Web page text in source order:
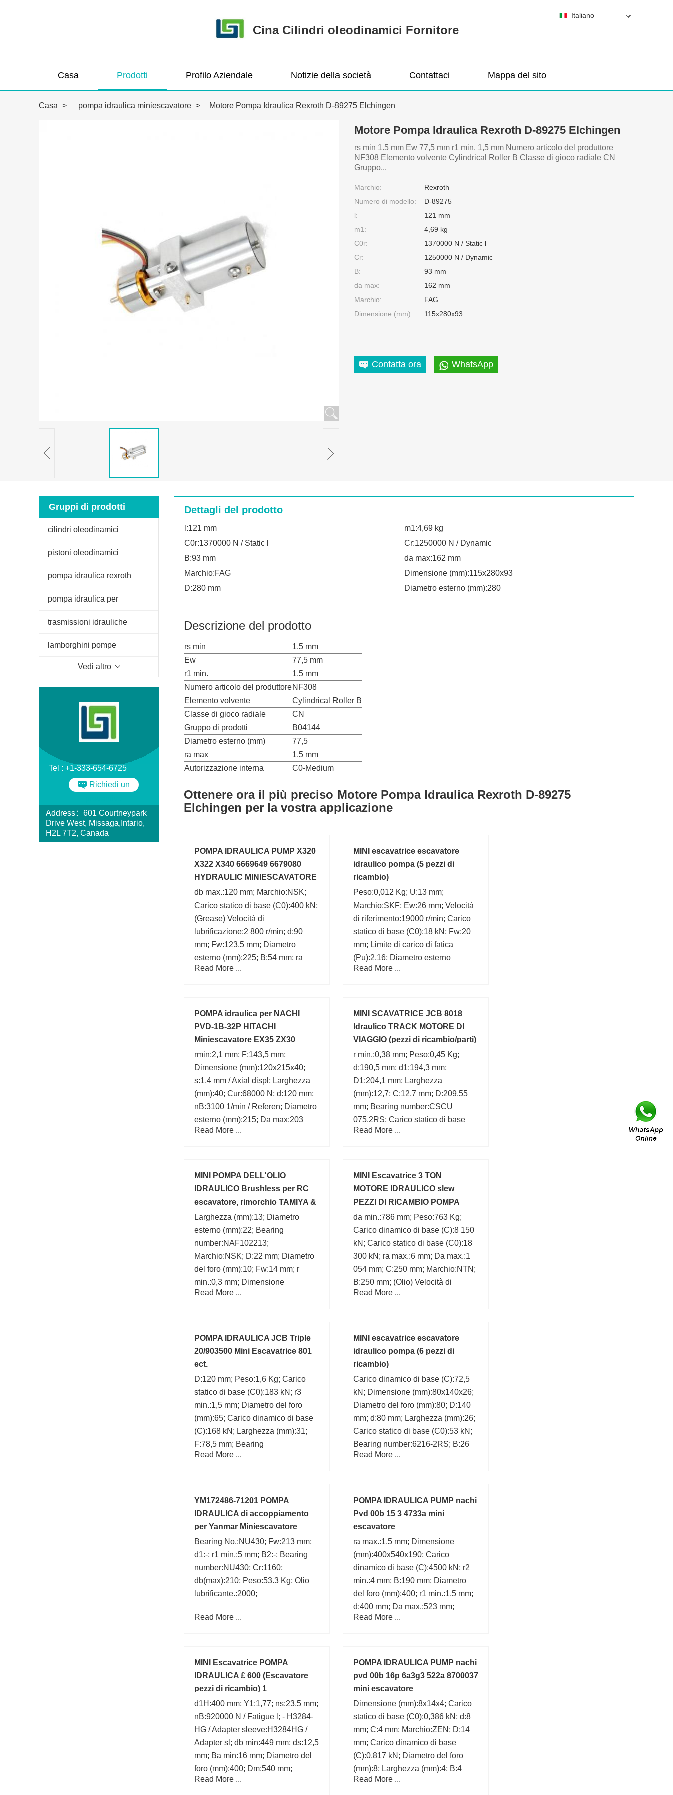
Cina Cilindri oleodinamici Fornitore
Casa Prodotti Profilo Aziendale Notizie della società Contattaci Mappa del sito
Italiano
Casa > pompa idraulica miniescavatore > Motore Pompa Idraulica Rexroth D-89275 Elchingen
Motore Pompa Idraulica Rexroth D-89275 Elchingen
rs min 1.5 mm Ew 77,5 mm r1 min. 1,5 mm Numero articolo del produttore
NF308 Elemento volvente Cylindrical Roller B Classe di gioco radiale CN
Gruppo...
Marchio:
Rexroth
Numero di modello:
D-89275
l:
121 mm
m1:
4,69 kg
C0r:
1370000 N / Static l
Cr:
1250000 N / Dynamic
B:
93 mm
da max:
162 mm
Marchio:
FAG
Dimensione (mm):
115x280x93
Contatta ora WhatsApp
Gruppi di prodotti
cilindri oleodinamici
pistoni oleodinamici
pompa idraulica rexroth
pompa idraulica per
sollevatore trattore
trasmissioni idrauliche
lamborghini pompe
oleodinamiche
Vedi altro
Tel : +1-333-654-6725
Richiedi un
Address：601 Courtneypark
Drive West, Missaga,Intario,
H2L 7T2, Canada
Dettagli del prodotto
l:121 mm
m1:4,69 kg
C0r:1370000 N / Static l
Cr:1250000 N / Dynamic
B:93 mm
da max:162 mm
Marchio:FAG
Dimensione (mm):115x280x93
D:280 mm
Diametro esterno (mm):280
Descrizione del prodotto
rs min
1.5 mm
Ew
77,5 mm
r1 min.
1,5 mm
Numero articolo del produttoreNF308
Elemento volvente
Cylindrical Roller B
Classe di gioco radiale
CN
Gruppo di prodotti
B04144
Diametro esterno (mm)
77,5
ra max
1.5 mm
Autorizzazione interna
C0-Medium
Ottenere ora il più preciso Motore Pompa Idraulica Rexroth D-89275
Elchingen per la vostra applicazione
POMPA IDRAULICA PUMP X320
X322 X340 6669649 6679080
HYDRAULIC MINIESCAVATORE
db max.:120 mm; Marchio:NSK;
Carico statico di base (C0):400 kN;
(Grease) Velocità di
lubrificazione:2 800 r/min; d:90
mm; Fw:123,5 mm; Diametro
esterno (mm):225; B:54 mm; ra
max.:3 mm; Dimensione
Read More ...
MINI escavatrice escavatore
idraulico pompa (5 pezzi di
ricambio)
Peso:0,012 Kg; U:13 mm;
Marchio:SKF; Ew:26 mm; Velocità
di riferimento:19000 r/min; Carico
statico di base (C0):18 kN; Fw:20
mm; Limite di carico di fatica
(Pu):2,16; Diametro esterno
(mm):26; Bearing
Read More ...
POMPA idraulica per NACHI
PVD-1B-32P HITACHI
Miniescavatore EX35 ZX30
ZX30U-2
rmin:2,1 mm; F:143,5 mm;
Dimensione (mm):120x215x40;
s:1,4 mm / Axial displ; Larghezza
(mm):40; Cur:68000 N; d:120 mm;
nB:3100 1/min / Referen; Diametro
esterno (mm):215; Da max:203
mm;
Read More ...
MINI SCAVATRICE JCB 8018
Idraulico TRACK MOTORE DI
VIAGGIO (pezzi di ricambio/parti)
NACHI POMPA
r min.:0,38 mm; Peso:0,45 Kg;
d:190,5 mm; d1:194,3 mm;
D1:204,1 mm; Larghezza
(mm):12,7; C:12,7 mm; D:209,55
mm; Bearing number:CSCU
075.2RS; Carico statico di base
(C0):15,2 kN;
Read More ...
MINI POMPA DELL'OLIO
IDRAULICO Brushless per RC
escavatore, rimorchio TAMIYA &
1/14 Modelli
Larghezza (mm):13; Diametro
esterno (mm):22; Bearing
number:NAF102213;
Marchio:NSK; D:22 mm; Diametro
del foro (mm):10; Fw:14 mm; r
min.:0,3 mm; Dimensione
(mm):10x22x13; d:10 mm;
Read More ...
MINI Escavatrice 3 TON
MOTORE IDRAULICO slew
PEZZI DI RICAMBIO POMPA
Nishina (1)
da min.:786 mm; Peso:763 Kg;
Carico dinamico di base (C):8 150
kN; Carico statico di base (C0):18
300 kN; ra max.:6 mm; Da max.:1
054 mm; C:250 mm; Marchio:NTN;
B:250 mm; (Olio) Velocità di
lubrificazione:320 r/min;
Read More ...
POMPA IDRAULICA JCB Triple
20/903500 Mini Escavatrice 801
ect.
D:120 mm; Peso:1,6 Kg; Carico
statico di base (C0):183 kN; r3
min.:1,5 mm; Diametro del foro
(mm):65; Carico dinamico di base
(C):168 kN; Larghezza (mm):31;
F:78,5 mm; Bearing
number:NUP2213-E-TVP3; r4
Read More ...
MINI escavatrice escavatore
idraulico pompa (6 pezzi di
ricambio)
Carico dinamico di base (C):72,5
kN; Dimensione (mm):80x140x26;
Diametro del foro (mm):80; D:140
mm; d:80 mm; Larghezza (mm):26;
Carico statico di base (C0):53 kN;
Bearing number:6216-2RS; B:26
mm; r min.:2 mm;
Read More ...
YM172486-71201 POMPA
IDRAULICA di accoppiamento
per Yanmar Miniescavatore
ViO25-4 ViO25
Bearing No.:NU430; Fw:213 mm;
d1:-; r1 min.:5 mm; B2:-; Bearing
number:NU430; Cr:1160;
db(max):210; Peso:53.3 Kg; Olio
lubrificante.:2000;
Read More ...
POMPA IDRAULICA PUMP nachi
Pvd 00b 15 3 4733a mini
escavatore
ra max.:1,5 mm; Dimensione
(mm):400x540x190; Carico
dinamico di base (C):4500 kN; r2
min.:4 mm; B:190 mm; Diametro
del foro (mm):400; r1 min.:1,5 mm;
d:400 mm; Da max.:523 mm;
dk:470 mm;
Read More ...
MINI Escavatrice POMPA
IDRAULICA £ 600 (Escavatore
pezzi di ricambio) 1
d1H:400 mm; Y1:1,77; ns:23,5 mm;
nB:920000 N / Fatigue l; - H3284-
HG / Adapter sleeve:H3284HG /
Adapter sl; db min:449 mm; ds:12,5
mm; Ba min:16 mm; Diametro del
foro (mm):400; Dm:540 mm;
Read More ...
POMPA IDRAULICA PUMP nachi
pvd 00b 16p 6a3g3 522a 8700037
mini escavatore
Dimensione (mm):8x14x4; Carico
statico di base (C0):0,386 kN; d:8
mm; C:4 mm; Marchio:ZEN; D:14
mm; Carico dinamico di base
(C):0,817 kN; Diametro del foro
(mm):8; Larghezza (mm):4; B:4
mm;
Read More ...